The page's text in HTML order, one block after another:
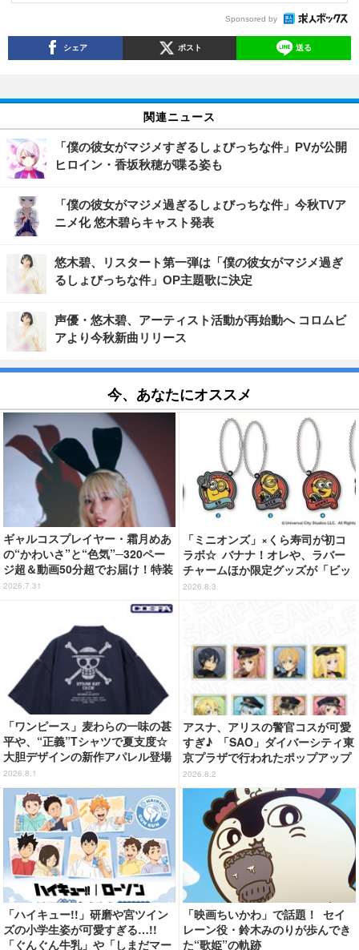
Sponsored by
シェア ポスト 送る
関連ニュース
「僕の彼女がマジメすぎるしょびっちな件」PVが公開
ヒロイン・香坂秋穂が喋る姿も
「僕の彼女がマジメ過ぎるしょびっちな件」今秋TVア
ニメ化 悠木碧らキャスト発表
悠木碧、リスタート第一弾は「僕の彼女がマジメ過ぎ
るしょびっちな件」OP主題歌に決定
声優・悠木碧、アーティスト活動が再始動へ コロムビ
アより今秋新曲リリース
今、あなたにオススメ
ギャルコスプレイヤー・霜月めあ
の“かわいさ”と“色気”─320ペー
ジ超＆動画50分超でお届け！特装
合本版のデジタル写真集が登場
2026.7.31
「ミニオンズ」×くら寿司が初コ
ラボ☆ バナナ！オレや、ラバー
チャームほか限定グッズが「ビッ
くらポン！」に登場【8月7日～】
2026.8.3
「ワンピース」麦わらの一味の甚
平や、“正義”Tシャツで夏支度☆
大胆デザインの新作アパレル登場
【COSPA】
2026.8.1
アスナ、アリスの警官コスが可愛
すぎ♪ 「SAO」ダイバーシティ東
京プラザで行われたポップアップ
ショップの事後通販がスタート！
2026.8.2
「ハイキュー!!」研磨や宮ツイン
ズの小学生姿が可愛すぎる…!!
「ぐんぐん牛乳」や「しまだマー
「映画ちいかわ」で話題！ セイ
レーン役・鈴木みのりが歩んでき
た“歌姫”の軌跡